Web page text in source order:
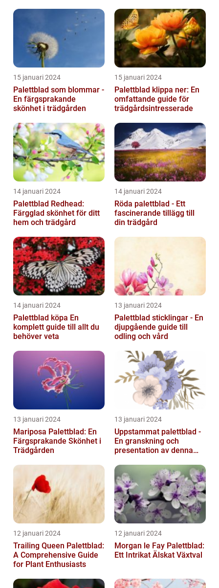
15 januari 2024
Palettblad som blommar -
En färgsprakande
skönhet i trädgården
15 januari 2024
Palettblad klippa ner: En
omfattande guide för
trädgårdsintresserade
14 januari 2024
Palettblad Redhead:
Färgglad skönhet för ditt
hem och trädgård
14 januari 2024
Röda palettblad - Ett
fascinerande tillägg till
din trädgård
14 januari 2024
Palettblad köpa En
komplett guide till allt du
behöver veta
13 januari 2024
Palettblad sticklingar - En
djupgående guide till
odling och vård
13 januari 2024
Mariposa Palettblad: En
Färgsprakande Skönhet i
Trädgården
13 januari 2024
Uppstammat palettblad -
En granskning och
presentation av denna
12 januari 2024
Trailing Queen Palettblad:
A Comprehensive Guide
for Plant Enthusiasts
12 januari 2024
Morgan le Fay Palettblad:
Ett Intrikat Älskat Växtval